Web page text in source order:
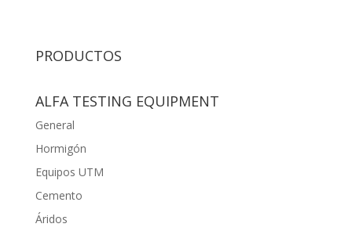
PRODUCTOS
ALFA TESTING EQUIPMENT
General
Hormigón
Equipos UTM
Cemento
Áridos